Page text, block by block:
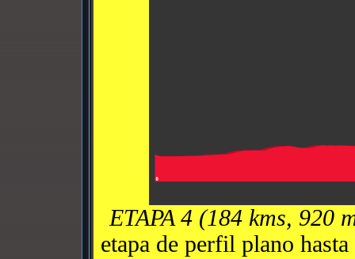
ETAPA 4 (184 kms, 920
etapa de perfil plano